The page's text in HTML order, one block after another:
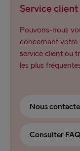
Service client
Pouvons-nous
concernant votre
service client ou
les plus
Nous
Consulter FAQ